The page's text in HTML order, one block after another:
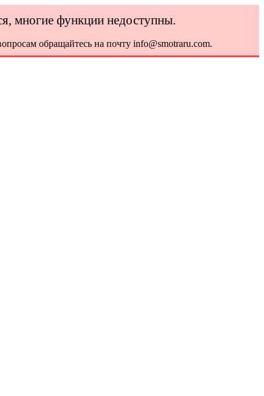
многие функции недоступны.
обращайтесь на почту info@smotraru.com.